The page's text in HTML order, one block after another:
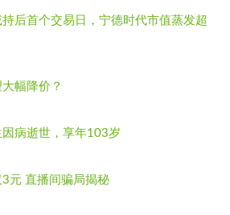
后首个交易日，宁德时代市值蒸发超
幅降价？
病逝世，享年103岁
元 直播间骗局揭秘